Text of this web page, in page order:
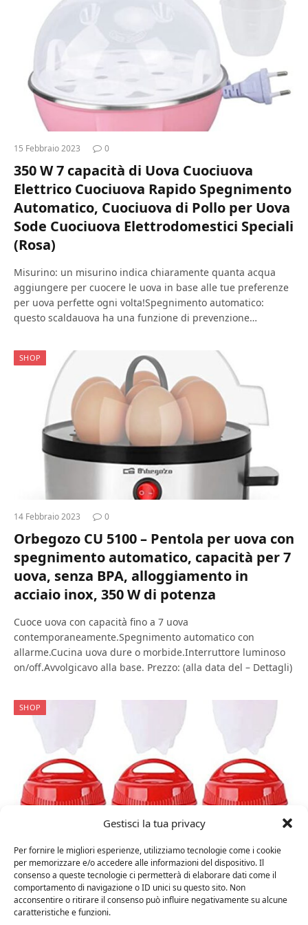
Gestisci la tua privacy
Per fornire le migliori esperienze, utilizziamo tecnologie come i cookie
per memorizzare e/o accedere alle informazioni del dispositivo. Il
consenso a queste tecnologie ci permetterà di elaborare dati come il
comportamento di navigazione o ID unici su questo sito. Non
acconsentire o ritirare il consenso può influire negativamente su alcune
caratteristiche e funzioni.
15 Febbraio 2023 0
350 W 7 capacità di Uova Cuociuova
Elettrico Cuociuova Rapido Spegnimento
Automatico, Cuociuova di Pollo per Uova
Sode Cuociuova Elettrodomestici Speciali
(Rosa)
Misurino: un misurino indica chiaramente quanta acqua
aggiungere per cuocere le uova in base alle tue preferenze
per uova perfette ogni volta!Spegnimento automatico:
questo scaldauova ha una funzione di prevenzione…
SHOP
14 Febbraio 2023 0
Orbegozo CU 5100 – Pentola per uova con
spegnimento automatico, capacità per 7
uova, senza BPA, alloggiamento in
acciaio inox, 350 W di potenza
Cuoce uova con capacità fino a 7 uova
contemporaneamente.Spegnimento automatico con
allarme.Cucina uova dure o morbide.Interruttore luminoso
on/off.Avvolgicavo alla base. Prezzo: (alla data del – Dettagli)
SHOP
14 Febbraio 2023 0
dtsc, 6 Pezzi Cuociuova in Silicone,
Silicone Uovo Fornello in Camicia